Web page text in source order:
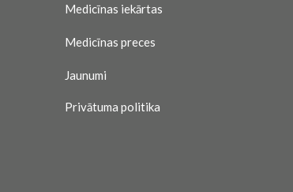
Medicīnas iekārtas
Medicīnas preces
Jaunumi
Privātuma politika